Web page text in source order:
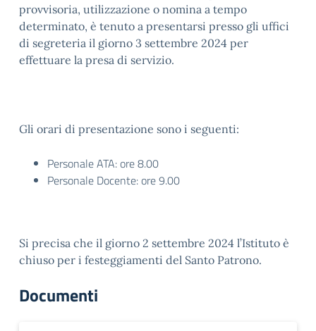
provvisoria, utilizzazione o nomina a tempo
determinato, è tenuto a presentarsi presso gli uffici
di segreteria il giorno 3 settembre 2024 per
effettuare la presa di servizio.
Gli orari di presentazione sono i seguenti:
Personale ATA: ore 8.00
Personale Docente: ore 9.00
Si precisa che il giorno 2 settembre 2024 l’Istituto è
chiuso per i festeggiamenti del Santo Patrono.
Documenti